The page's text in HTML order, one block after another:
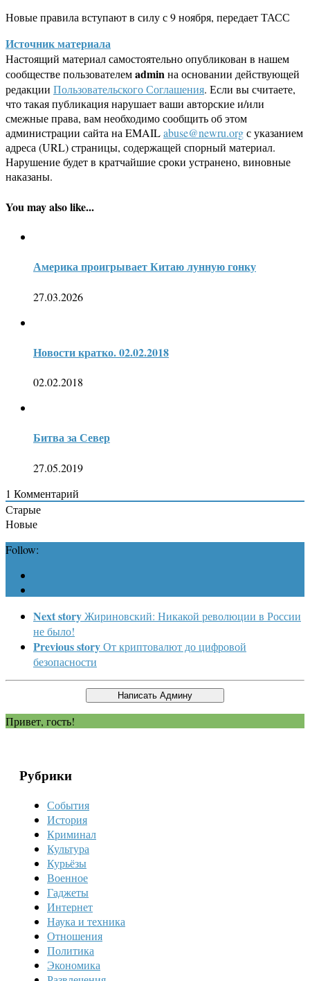
Новые правила вступают в силу с 9 ноября, передает ТАСС
Источник материала
Настоящий материал самостоятельно опубликован в нашем
сообществе пользователемadminна основании действующей
редакции Пользовательского Соглашения. Если вы считаете,
что такая публикация нарушает ваши авторские и/или
смежные права, вам необходимо сообщить об этом
администрации сайта на EMAILabuse@newru.orgс указанием
адреса (URL) страницы, содержащей спорный материал.
Нарушение будет в кратчайшие сроки устранено, виновные
наказаны.
You may also like...
Америка проигрывает Китаю лунную гонку
27.03.2026
Новости кратко. 02.02.2018
02.02.2018
Битва за Север
27.05.2019
1 Комментарий
Старые
Новые
Follow:
Next storyЖириновский: Никакой революции в России
не было!
Previous storyОт криптовалют до цифровой
безопасности
Привет, гость!
Рубрики
События
История
Криминал
Культура
Курьёзы
Военное
Гаджеты
Интернет
Наука и техника
Отношения
Политика
Экономика